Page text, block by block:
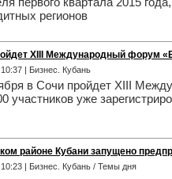
регионов
XIII Международный форум
| Бизнес. Кубань
в Сочи пройдет XIII
участников уже
районе Кубани запущено
| Бизнес. Кубань / Темы дня